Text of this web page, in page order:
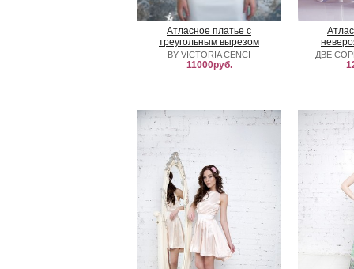
Атласное платье с
треугольным вырезом
BY VICTORIA CENCI
11000руб.
ДВЕ